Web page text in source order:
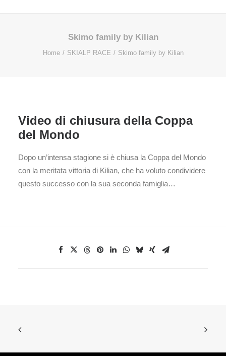
Skimo family by Kilian
Home SKIALP RACE Skimo family by Kilian
Video di chiusura della Coppa
del Mondo
Dopo un’intensa stagione si è chiusa la Coppa del Mondo
con la meritata vittoria di Kilian, che ha voluto condividere
questo successo con la sua seconda famiglia…